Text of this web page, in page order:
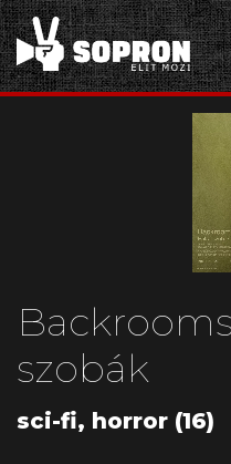
szobák
sci-fi, horror (16)